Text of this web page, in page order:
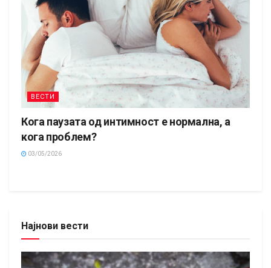
ВЕСТИ
Кога паузата од интимност е нормална, а
кога проблем?
03/05/2026
Најнови вести